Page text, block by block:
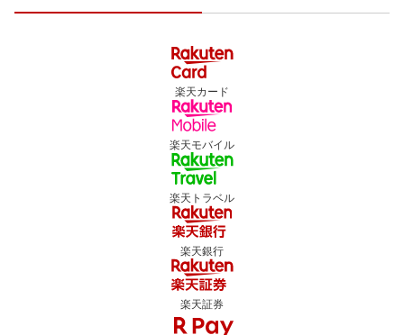
楽天カード
楽天モバイル
楽天トラベル
楽天銀行
楽天証券